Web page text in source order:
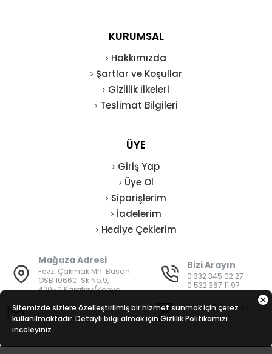
KURUMSAL
Hakkımızda
Şartlar ve Koşullar
Gizlilik İlkeleri
Teslimat Bilgileri
ÜYE
Giriş Yap
Üye Ol
Siparişlerim
İadelerim
Hediye Çeklerim
Mağaza Adresi
Fevzi Çakmak Mh. Büsan
OSB 10660. Sk No:9,
42050 Karatay/Konya
Bizi Arayın
0 332 345 02 27
0 532 367 11 97
E-Posta
bilgi@vatanisguvenligi.com
Mesai Saatleri
08:00 - 19:00
Sitemizde sizlere özelleştirilmiş bir hizmet sunmak için çerez
kullanılmaktadır. Detaylı bilgi almak için Gizlilik Politikamızı
inceleyiniz.